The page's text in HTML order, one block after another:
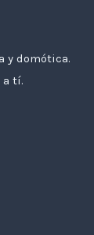
y domótica.
a tí.